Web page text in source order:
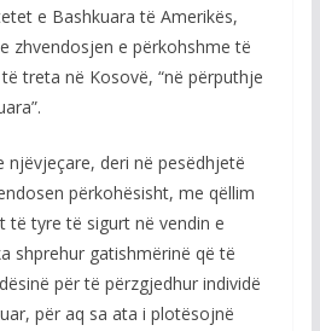
e Bashkuara të Amerikës,
zhvendosjen e përkohshme të
treta në Kosovë, “në përputhje
njëvjeçare, deri në pesëdhjetë
përkohësisht, me qëllim
tyre të sigurt në vendin e
shprehur gatishmërinë që të
për të përzgjedhur individë
për aq sa ata i plotësojnë